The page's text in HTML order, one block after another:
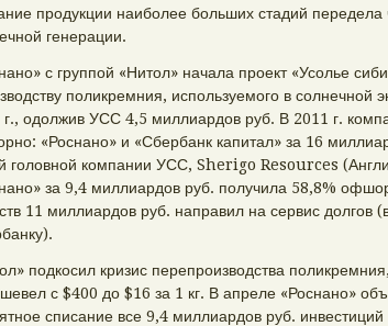
продукции наиболее больших стадий передела
генерации.
с группой «Нитол» начала проект «Усолье
поликремния, используемого в солнечной
г., одолжив УСС 4,5 миллиардов руб. В 2011 г.
«Роснано» и «Сбербанк капитал» за 16
головной компании УСС, Sherigo Resources
за 9,4 миллиардов руб. получила 58,8%
11 миллиардов руб. направил на сервис долгов
подкосил кризис перепроизводства
с $400 до $16 за 1 кг. В апреле «Роснано»
списание все 9,4 миллиардов руб.